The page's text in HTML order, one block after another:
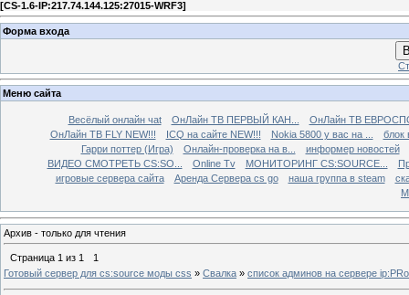
[CS-1.6-IP:217.74.144.125:27015-WRF3]
Форма входа
Меню сайта
Весёлый онлайн чаt ОнЛайн ТВ ПЕРВЫЙ КАН...
ОнЛайн ТВ
ОнЛайн ТВ FLY NEW!!!
ICQ на сайте NEW!!! Nokia 5800 у вас на ...
блок
Гарри поттер (Игра)
Онлайн-проверка на в...
информер новостей
ВИДЕО СМОТРЕТЬ CS:SO...
Online Tv МОНИТОРИНГ CS:SOURCE...
игровые сервера сайта
Аренда Сервера cs go наша группа в steam
Архив - только для чтения
Страница 1 из 1
1
Готовый сервер для cs:source моды css » Свалка » список админов на сервере